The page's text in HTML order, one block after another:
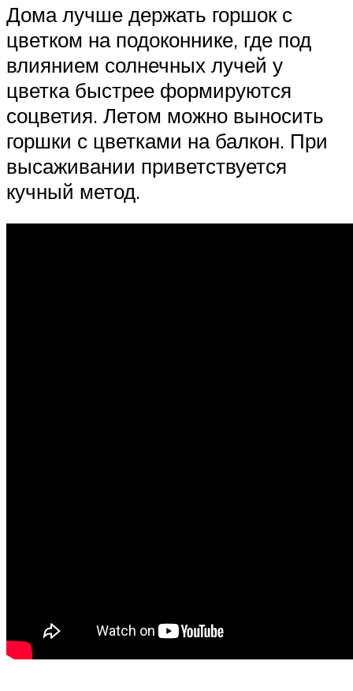
Дома лучше держать горшок с
цветком на подоконнике, где под
влиянием солнечных лучей у
цветка быстрее формируются
соцветия. Летом можно выносить
горшки с цветками на балкон. При
высаживании приветствуется
кучный метод.